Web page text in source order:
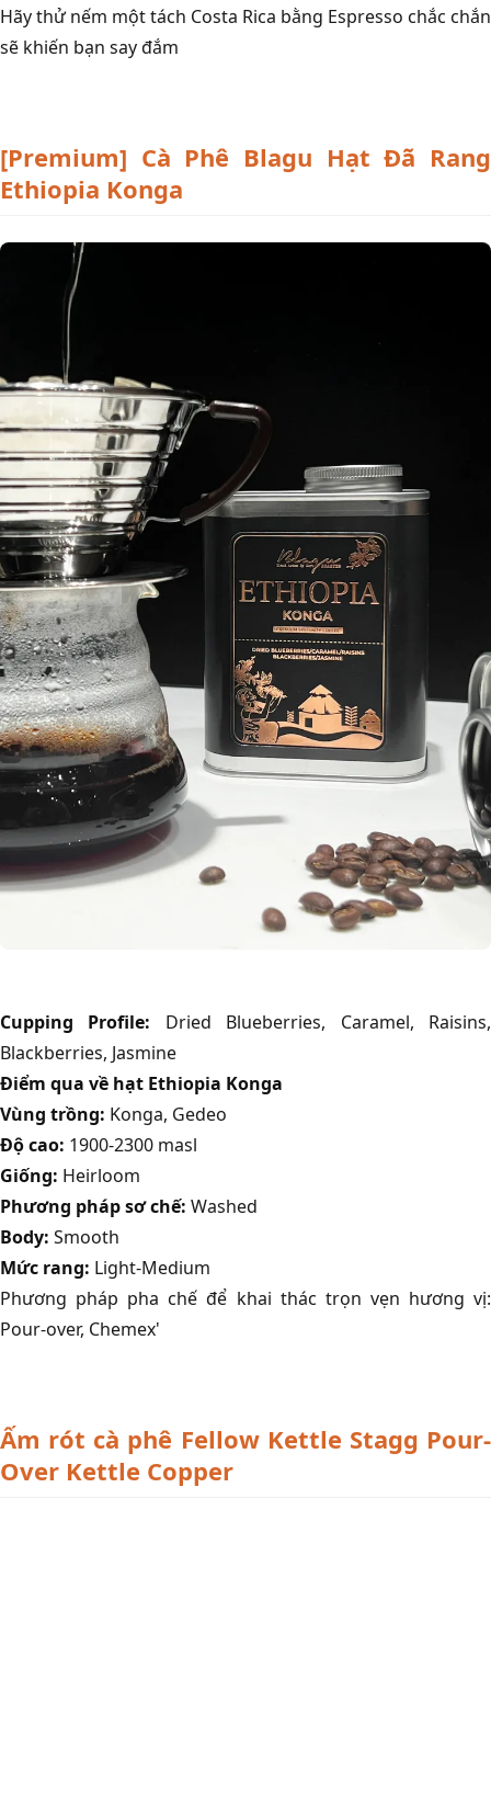
Hãy thử nếm một tách Costa Rica bằng Espresso chắc chắn
sẽ khiến bạn say đắm
[Premium] Cà Phê Blagu Hạt Đã Rang
Ethiopia Konga
Cupping Profile: Dried Blueberries, Caramel, Raisins,
Blackberries, Jasmine
Điểm qua về hạt Ethiopia Konga
Vùng trồng: Konga, Gedeo
Độ cao: 1900-2300 masl
Giống: Heirloom
Phương pháp sơ chế: Washed
Body: Smooth
Mức rang: Light-Medium
Phương pháp pha chế để khai thác trọn vẹn hương vị:
Pour-over, Chemex'
Ấm rót cà phê Fellow Kettle Stagg Pour-
Over Kettle Copper